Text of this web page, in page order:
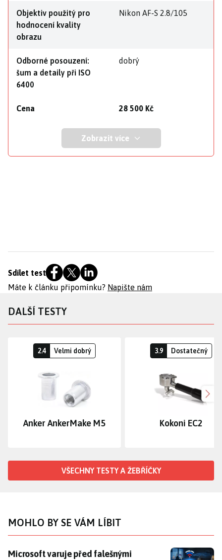
Objektiv použitý pro
hodnocení kvality
obrazu
Nikon AF-S 2.8/105
Odborné posouzení:
šum a detaily při ISO
6400
dobrý
Cena 28 500 Kč
Zobrazit více
Sdílet test
Máte k článku připomínku? Napište nám
DALŠÍ TESTY
2.4 Velmi dobrý
Anker AnkerMake M5
3.9 Dostatečný
Kokoni EC2
VŠECHNY TESTY A ŽEBŘÍČKY
MOHLO BY SE VÁM LÍBIT
Microsoft varuje před falešnými aktualizacemi
Microsoft varuje před falešnými